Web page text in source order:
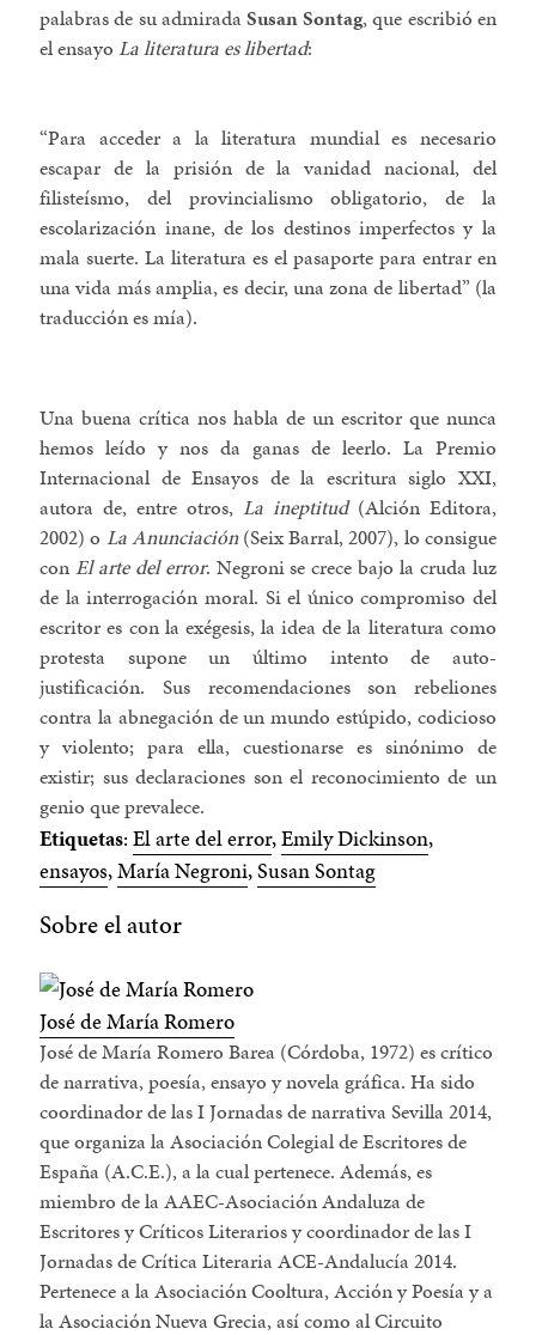
palabras de su admiradaSusan Sontag, que escribió en
el ensayoLa literatura es libertad:
“Para acceder a la literatura mundial es necesario
escapar de la prisión de la vanidad nacional, del
filisteísmo, del provincialismo obligatorio, de la
escolarización inane, de los destinos imperfectos y la
mala suerte. La literatura es el pasaporte para entrar en
una vida más amplia, es decir, una zona de libertad” (la
traducción es mía).
Una buena crítica nos habla de un escritor que nunca
hemos leído y nos da ganas de leerlo. La Premio
Internacional de Ensayos de la escritura siglo XXI,
autora de, entre otros, La ineptitud(Alción Editora,
2002) o La Anunciación(Seix Barral, 2007), lo consigue
conEl arte del error. Negroni se crece bajo la cruda luz
de la interrogación moral. Si el único compromiso del
escritor es con la exégesis, la idea de la literatura como
protesta supone un último intento de auto-
justificación. Sus recomendaciones son rebeliones
contra la abnegación de un mundo estúpido, codicioso
y violento; para ella, cuestionarse es sinónimo de
existir; sus declaraciones son el reconocimiento de un
genio que prevalece.
Etiquetas:El arte del error,Emily Dickinson,
ensayos,María Negroni,Susan Sontag
Sobre el autor
José de María Romero
José de María Romero Barea (Córdoba, 1972) es crítico
de narrativa, poesía, ensayo y novela gráfica. Ha sido
coordinador de las I Jornadas de narrativa Sevilla 2014,
que organiza la Asociación Colegial de Escritores de
España (A.C.E.), a la cual pertenece. Además, es
miembro de la AAEC-Asociación Andaluza de
Escritores y Críticos Literarios y coordinador de las I
Jornadas de Crítica Literaria ACE-Andalucía 2014.
Pertenece a la Asociación Cooltura, Acción y Poesía y a
la Asociación Nueva Grecia, así como al Circuito